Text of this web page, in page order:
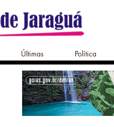
Últimas Política